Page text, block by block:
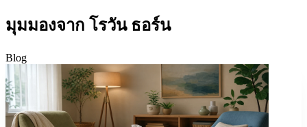
มุมมองจาก โรวัน ธอร์น
Blog